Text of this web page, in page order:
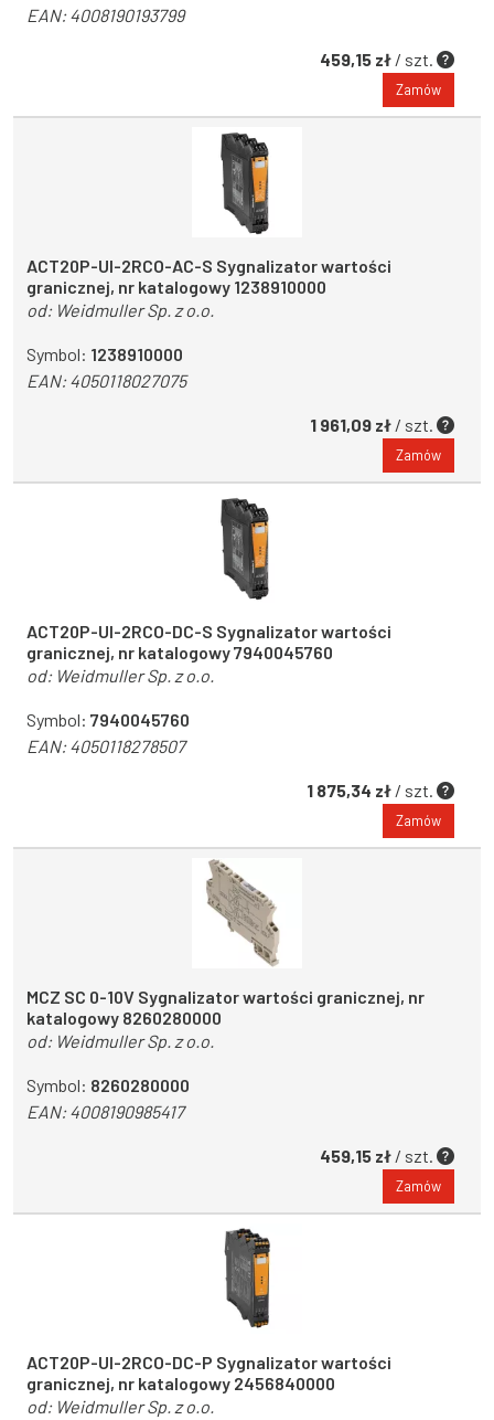
EAN:4008190193799
459,15 zł / szt.
Zamów
ACT20P-UI-2RCO-AC-S Sygnalizator wartości
granicznej, nr katalogowy 1238910000
od: Weidmuller Sp. z o.o.
Symbol: 1238910000
EAN:4050118027075
1 961,09 zł / szt.
Zamów
ACT20P-UI-2RCO-DC-S Sygnalizator wartości
granicznej, nr katalogowy 7940045760
od: Weidmuller Sp. z o.o.
Symbol: 7940045760
EAN:4050118278507
1 875,34 zł / szt.
Zamów
MCZ SC 0-10V Sygnalizator wartości granicznej, nr
katalogowy 8260280000
od: Weidmuller Sp. z o.o.
Symbol: 8260280000
EAN:4008190985417
459,15 zł / szt.
Zamów
ACT20P-UI-2RCO-DC-P Sygnalizator wartości
granicznej, nr katalogowy 2456840000
od: Weidmuller Sp. z o.o.